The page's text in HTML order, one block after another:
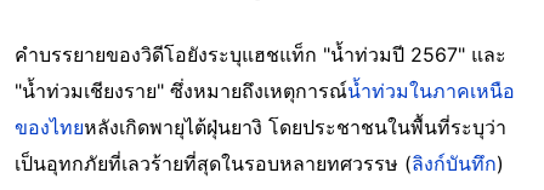
คำบรรยายของวิดีโอยังระบุแฮชแท็ก "น้ำท่วมปี 2567" และ
"น้ำท่วมเชียงราย" ซึ่งหมายถึงเหตุการณ์น้ำท่วมในภาคเหนือ
ของไทยหลังเกิดพายุไต้ฝุ่นยางิ โดยประชาชนในพื้นที่ระบุว่า
เป็นอุทกภัยที่เลวร้ายที่สุดในรอบหลายทศวรรษ (ลิงก์บันทึก)